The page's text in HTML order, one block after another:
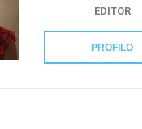
EDITOR
PROFILO